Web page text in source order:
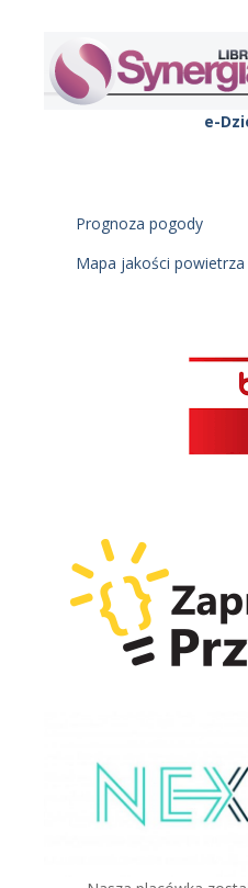
e-
Prognoza pogody
Mapa jakości powietrza